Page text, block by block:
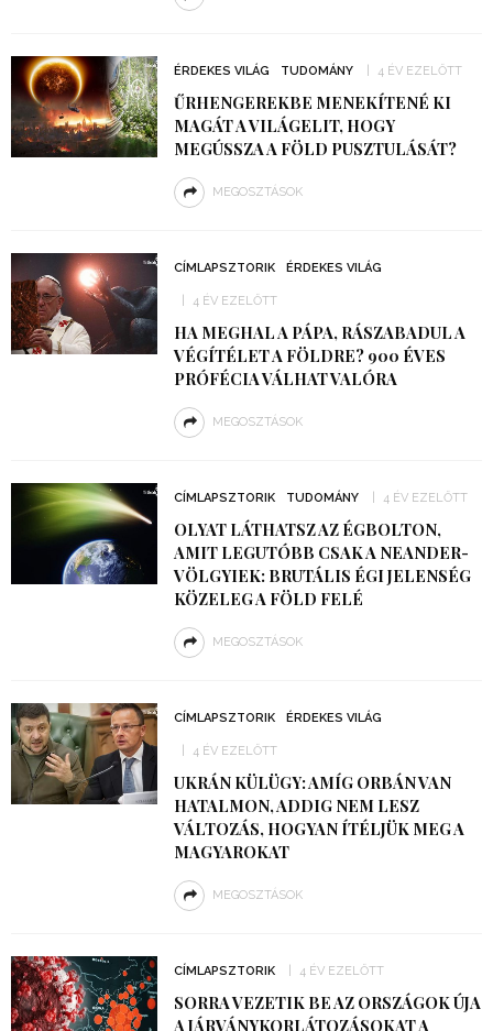
ÉRDEKES VILÁG TUDOMÁNY 4 ÉV EZELŐTT
ŰRHENGEREKBE MENEKÍTENÉ KI
MAGÁT A VILÁGELIT, HOGY
MEGÚSSZA A FÖLD PUSZTULÁSÁT?
MEGOSZTÁSOK
CÍMLAPSZTORIK ÉRDEKES VILÁG
4 ÉV EZELŐTT
HA MEGHAL A PÁPA, RÁSZABADUL A
VÉGÍTÉLET A FÖLDRE? 900 ÉVES
PRÓFÉCIA VÁLHAT VALÓRA
MEGOSZTÁSOK
CÍMLAPSZTORIK TUDOMÁNY 4 ÉV EZELŐTT
OLYAT LÁTHATSZ AZ ÉGBOLTON,
AMIT LEGUTÓBB CSAK A NEANDER-
VÖLGYIEK: BRUTÁLIS ÉGI JELENSÉG
KÖZELEG A FÖLD FELÉ
MEGOSZTÁSOK
CÍMLAPSZTORIK ÉRDEKES VILÁG
4 ÉV EZELŐTT
UKRÁN KÜLÜGY: AMÍG ORBÁN VAN
HATALMON, ADDIG NEM LESZ
VÁLTOZÁS, HOGYAN ÍTÉLJÜK MEG A
MAGYAROKAT
MEGOSZTÁSOK
CÍMLAPSZTORIK 4 ÉV EZELŐTT
SORRA VEZETIK BE AZ ORSZÁGOK ÚJA
A JÁRVÁNYKORLÁTOZÁSOKAT A